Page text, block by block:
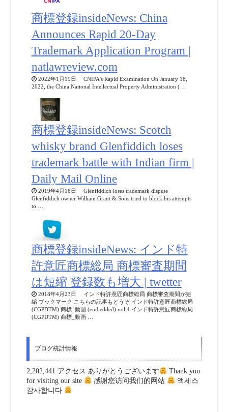
商標登録insideNews: China
Announces Rapid 20-Day
Trademark Application Program |
natlawreview.com
2022年1月19日 CNIPA’s Rapid Examination On January 18,
2022, the China National Intellectual Property Administration ( …
商標登録insideNews: Scotch
whisky brand Glenfiddich loses
trademark battle with Indian firm |
Daily Mail Online
2019年4月18日 Glenfiddich loses trademark dispute
Glenfiddich owner William Grant & Sons tried to block his attempts
to …
商標登録insideNews: インド特
許意匠商標総局 商標審査期間
は短縮 登録数も増大 | twetter
2018年4月23日 インド特許意匠商標総局 商標審査期間が短
縮 ブックマーク こちらの記事もどうぞ インド特許意匠商標総局
(CGPDTM) 商標_動画 (embedded) vol.4 インド特許意匠商標総局
(CGPDTM) 商標_動画 …
ブログ統計情報
2,202,441 アクセス ありがとうございます
Thank you
for visiting our site
感谢您访问我们的网站
액세스
감사합니다